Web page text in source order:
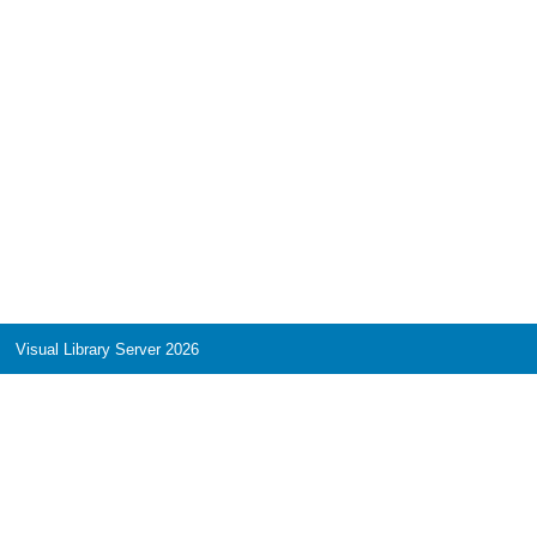
Visual Library Server 2026